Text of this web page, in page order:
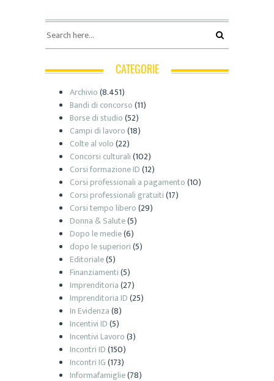
CATEGORIE
Archivio(8.451)
Bandi di concorso(11)
Borse di studio(52)
Campi di lavoro(18)
Colte al volo(22)
Concorsi culturali(102)
Corsi formazione ID(12)
Corsi professionali a pagamento(10)
Corsi professionali gratuiti(17)
Corsi tempo libero(29)
Donna & Salute(5)
Dopo le medie(6)
dopo le superiori(5)
Editoriale(5)
Finanziamenti(5)
Imprenditoria(27)
Imprenditoria ID(25)
In Evidenza(8)
Incentivi ID(5)
Incentivi Lavoro(3)
Incontri ID(150)
Incontri IG(173)
Informafamiglie(78)